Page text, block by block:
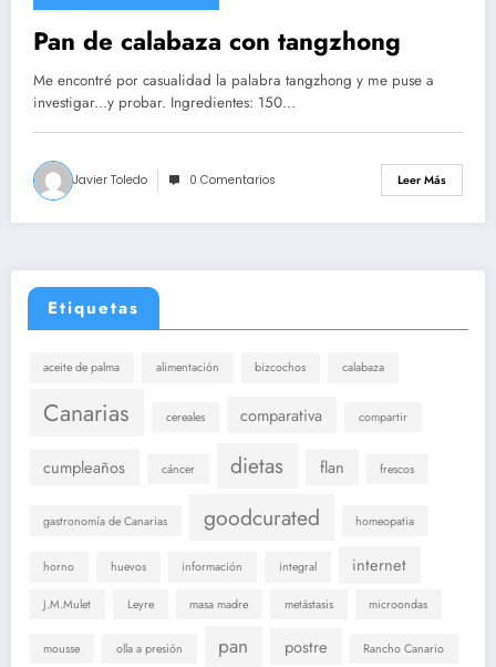
Pan de calabaza con tangzhong
Me encontré por casualidad la palabra tangzhong y me puse a
investigar...y probar. Ingredientes: 150…
Javier Toledo 0 Comentarios Leer Más
Etiquetas
aceite de palma alimentación bizcochos calabaza
Canarias cereales comparativa compartir
cumpleaños cáncer dietas flan frescos
gastronomía de Canarias goodcurated homeopatia
horno huevos información integral internet
J.M.Mulet Leyre masa madre metástasis microondas
mousse olla a presión pan postre Rancho Canario